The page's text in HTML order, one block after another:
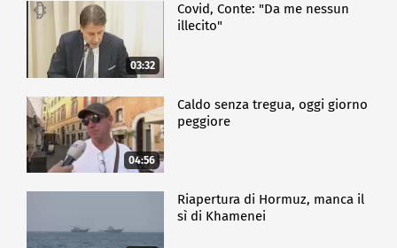
03:32
Covid, Conte: "Da me nessun
illecito"
04:56
Caldo senza tregua, oggi giorno
peggiore
Riapertura di Hormuz, manca il
sì di Khamenei